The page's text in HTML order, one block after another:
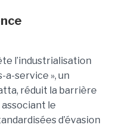
l’industrialisation
a-service », un
réduit la barrière
le
d’évasion